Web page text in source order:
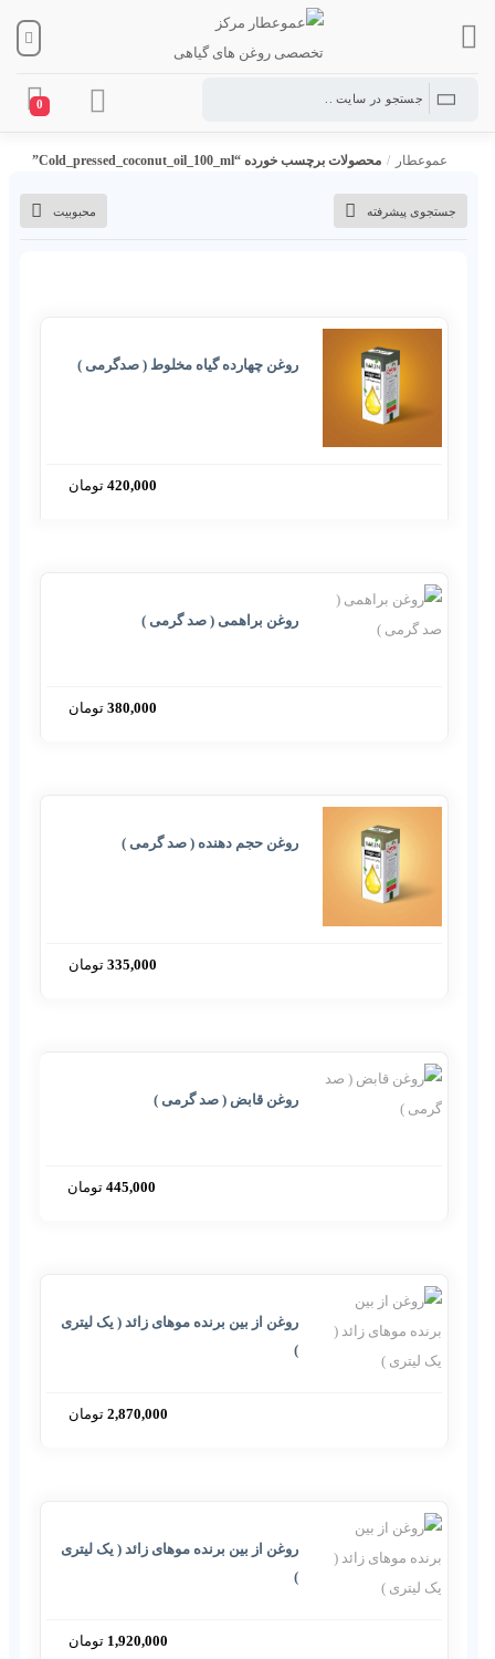
0
جستجوی پیشرفته محبوبیت
عموعطار / محصولات برچسب خورده “Cold_pressed_coconut_oil_100_ml”
روغن چهارده گیاه مخلوط ( صدگرمی )
420,000 تومان
روغن براهمی ( صد گرمی )
380,000 تومان
روغن حجم دهنده ( صد گرمی )
335,000 تومان
روغن قابض ( صد گرمی )
445,000 تومان
روغن از بین برنده موهای زائد ( یک لیتری
)
2,870,000 تومان
روغن از بین برنده موهای زائد ( یک لیتری
)
1,920,000 تومان